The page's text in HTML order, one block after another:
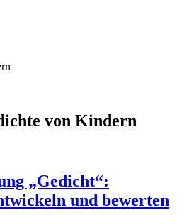
von Kindern
„Gedicht“:
und bewerten